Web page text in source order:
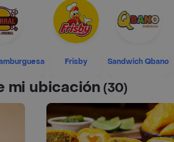
Frisby Sandwich Qbano
mi ubicación(30)